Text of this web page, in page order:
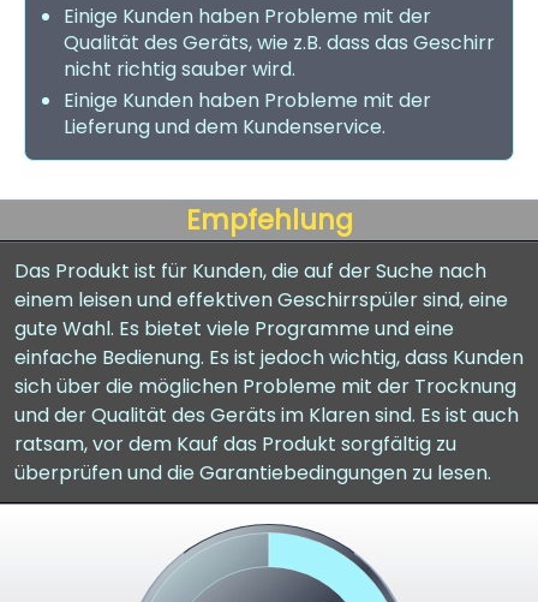
Einige Kunden haben Probleme mit der
Qualität des Geräts, wie z.B. dass das Geschirr
nicht richtig sauber wird.
Einige Kunden haben Probleme mit der
Lieferung und dem Kundenservice.
Empfehlung
Das Produkt ist für Kunden, die auf der Suche nach
einem leisen und effektiven Geschirrspüler sind, eine
gute Wahl. Es bietet viele Programme und eine
einfache Bedienung. Es ist jedoch wichtig, dass Kunden
sich über die möglichen Probleme mit der Trocknung
und der Qualität des Geräts im Klaren sind. Es ist auch
ratsam, vor dem Kauf das Produkt sorgfältig zu
überprüfen und die Garantiebedingungen zu lesen.